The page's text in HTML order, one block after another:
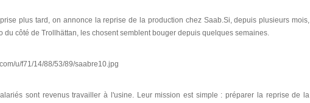
plus tard, on annonce la reprise de la production chez Saab.Si, depuis plusieurs mois,
du côté de Trollhättan, les chosent semblent bouger depuis quelques semaines.
sont revenus travailler à l'usine. Leur mission est simple : préparer la reprise de la